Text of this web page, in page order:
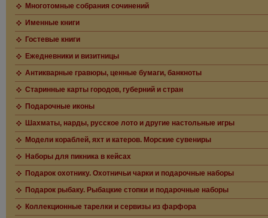
Многотомные собрания сочинений
Именные книги
Гостевые книги
Ежедневники и визитницы
Антикварные гравюры, ценные бумаги, банкноты
Старинные карты городов, губерний и стран
Подарочные иконы
Шахматы, нарды, русское лото и другие настольные игры
Модели кораблей, яхт и катеров. Морские сувениры
Наборы для пикника в кейсах
Подарок охотнику. Охотничьи чарки и подарочные наборы
Подарок рыбаку. Рыбацкие стопки и подарочные наборы
Коллекционные тарелки и сервизы из фарфора